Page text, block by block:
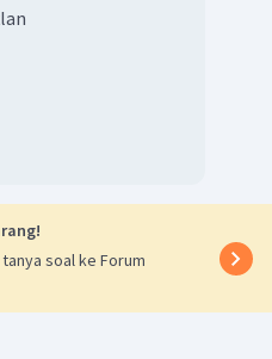
soal ke Forum